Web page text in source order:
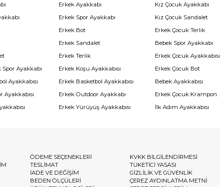
Ayakkabı
Ayakkabısı
Ayakkabısı
Erkek Ayakkabı
Erkek Spor Ayakkabı
Erkek Bot
Erkek Sandalet
Erkek Terlik
Erkek Koşu Ayakkabısı
Erkek Basketbol Ayakkabısı
Erkek Outdoor Ayakkabı
Erkek Yürüyüş Ayakkabısı
Kız Çocuk Ayakkabı
Kız Çocuk Sandalet
Erkek Çocuk Terlik
Bebek Spor Ayakkabı
Erkek Çocuk Ayakkabısı
Erkek Çocuk Bot
Bebek Ayakkabısı
Erkek Çocuk Krampon
İlk Adım Ayakkabısı
ÖDEME SEÇENEKLERİ
TESLİMAT
İADE VE DEĞİŞİM
BEDEN ÖLÇÜLERİ
KVKK BİLGİLENDİRMESİ
TÜKETİCİ YASASI
GİZLİLİK VE GÜVENLİK
ÇEREZ AYDINLATMA METNİ